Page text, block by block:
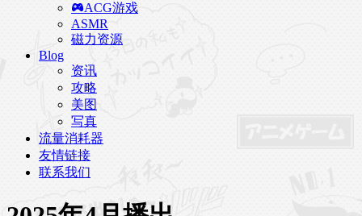
ACG游戏
ASMR
磁力资源
Blog
资讯
攻略
美图
写真
流量消耗器
友情链接
联系我们